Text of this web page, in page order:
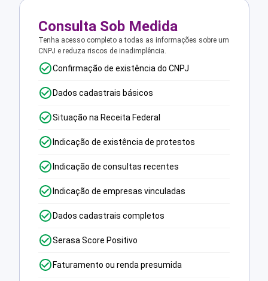
Consulta Sob Medida
Tenha acesso completo a todas as informações sobre um
CNPJ e reduza riscos de inadimplência.
Confirmação de existência do CNPJ
Dados cadastrais básicos
Situação na Receita Federal
Indicação de existência de protestos
Indicação de consultas recentes
Indicação de empresas vinculadas
Dados cadastrais completos
Serasa Score Positivo
Faturamento ou renda presumida